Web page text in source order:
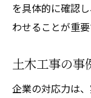
を具体的に確認
わせることが重要
土木工事の事
企業の対応力は